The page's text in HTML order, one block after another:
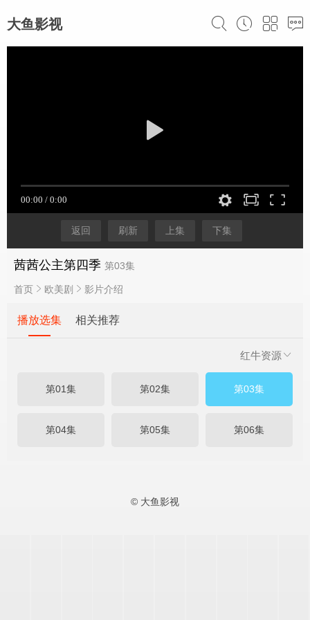
大鱼影视
返回 刷新 上集 下集
茜茜公主第四季 第03集
首页 欧美剧 影片介绍
播放选集 相关推荐
红牛资源
第01集 第02集 第03集
第04集 第05集 第06集
© 大鱼影视